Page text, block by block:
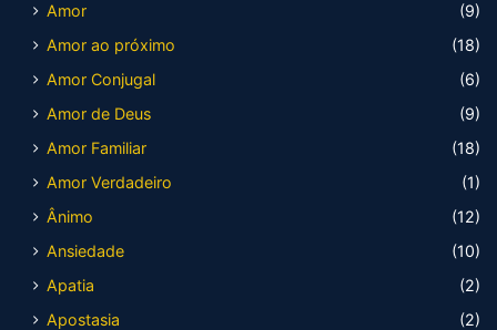
Amor
(9)
Amor ao próximo
(18)
Amor Conjugal
(6)
Amor de Deus
(9)
Amor Familiar
(18)
Amor Verdadeiro
(1)
Ânimo
(12)
Ansiedade
(10)
Apatia
(2)
Apostasia
(2)